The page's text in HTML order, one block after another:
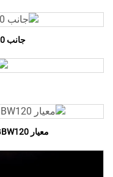
جانب 1220 مستوي لوميوبال
معيار RGBW120 لوميتاي STD RGBW120